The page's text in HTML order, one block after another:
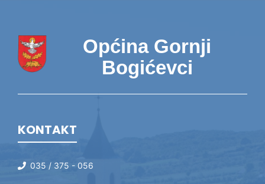
Općina Gornji
Bogićevci
KONTAKT
035 / 375 - 056